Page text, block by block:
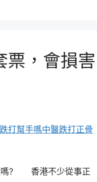
票，會損害
嗎? 香港不少從事正